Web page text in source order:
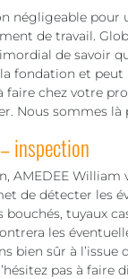
négligeable
de travail.
de savoir
fondation et
faire chez votre
Nous sommes
inspection
AMEDEE William
de détecter les
tuyaux
les
bien sûr à
pas à faire